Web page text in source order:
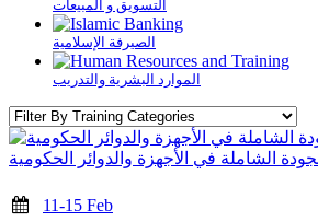
التسويق و المبيعات
الصيرفة الإسلامية
الموارد البشرية والتدريب
الشاملة في الأجهزة والدوائر الحكومية
11-15 Feb